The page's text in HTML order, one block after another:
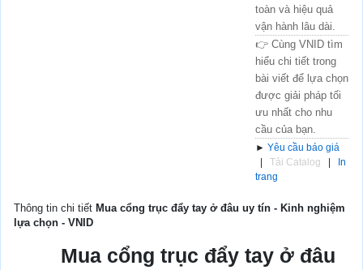
toàn và hiệu quả
vận hành lâu dài.
👉 Cùng VNID tìm
hiểu chi tiết trong
bài viết để lựa chọn
được giải pháp tối
ưu nhất cho nhu
cầu của bạn.
► Yêu cầu báo giá
Tải Catalog
In
trang
Thông tin chi tiết Mua cổng trục đẩy tay ở đâu uy tín - Kinh nghiệm
lựa chọn - VNID
Mua cổng trục đẩy tay ở đâu